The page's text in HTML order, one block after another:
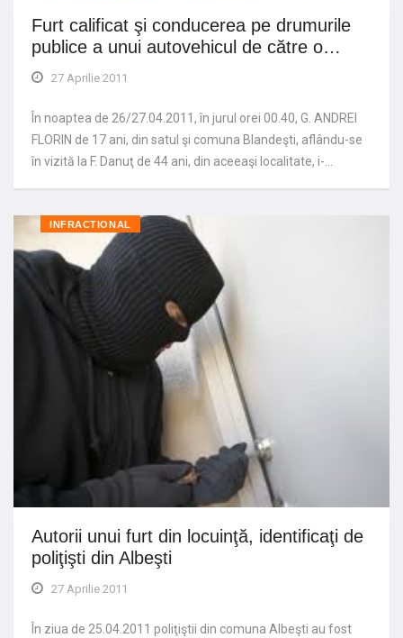
Furt calificat şi conducerea pe drumurile
publice a unui autovehicul de către o…
27 Aprilie 2011
În noaptea de 26/27.04.2011, în jurul orei 00.40, G. ANDREI
FLORIN de 17 ani, din satul şi comuna Blandeşti, aflându-se
în vizită la F. Danuţ de 44 ani, din aceeaşi localitate, i-…
INFRACTIONAL
Autorii unui furt din locuinţă, identificaţi de
poliţişti din Albeşti
27 Aprilie 2011
În ziua de 25.04.2011 poliţiştii din comuna Albeşti au fost